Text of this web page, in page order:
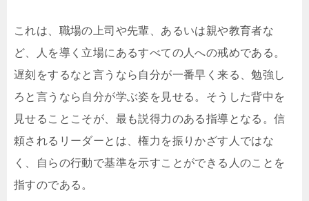
これは、職場の上司や先輩、あるいは親や教育者な
ど、人を導く立場にあるすべての人への戒めである。
遅刻をするなと言うなら自分が一番早く来る、勉強し
ろと言うなら自分が学ぶ姿を見せる。そうした背中を
見せることこそが、最も説得力のある指導となる。信
頼されるリーダーとは、権力を振りかざす人ではな
く、自らの行動で基準を示すことができる人のことを
指すのである。